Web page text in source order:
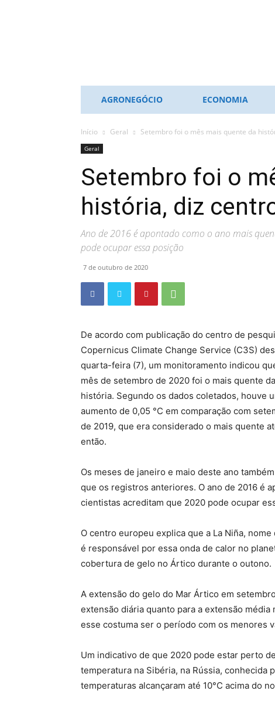
AGRONEGÓCIO ECONOMIA
Início Geral Setembro foi o mês mais quente da
Geral
Setembro foi o
história, diz
Ano de 2016 é apontado como o ano mais
pode ocupar essa posição
7 de outubro de 2020
De acordo com publicação do centro de
Copernicus Climate Change Service (C3S)
quarta-feira (7), um monitoramento indicou
mês de setembro de 2020 foi o mais quente da
história. Segundo os dados coletados, houve
aumento de 0,05 °C em comparação com
de 2019, que era considerado o mais quente
então.
Os meses de janeiro e maio deste ano
que os registros anteriores. O ano de 2016 é
cientistas acreditam que 2020 pode ocupar
O centro europeu explica que a La Niña,
é responsável por essa onda de calor no
cobertura de gelo no Ártico durante o outono.
A extensão do gelo do Mar Ártico em
extensão diária quanto para a extensão
esse costuma ser o período com os menores
Um indicativo de que 2020 pode estar perto
temperatura na Sibéria, na Rússia, conhecida
temperaturas alcançaram até 10°C acima do